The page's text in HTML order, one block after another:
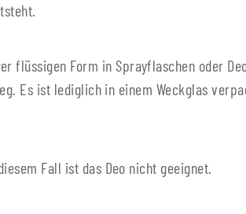
flüssigen Form in Sprayflaschen oder
Es ist lediglich in einem Weckglas
Fall ist das Deo nicht geeignet.